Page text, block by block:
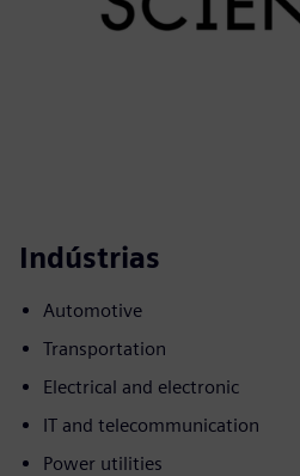
Indústrias
Automotive
Transportation
Electrical and electronic
IT and telecommunication
Power utilities